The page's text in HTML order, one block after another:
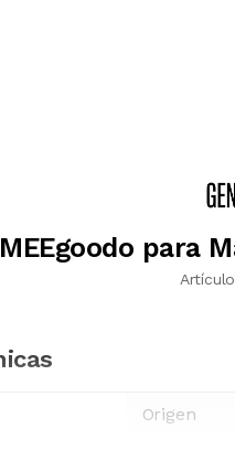
para
Origen